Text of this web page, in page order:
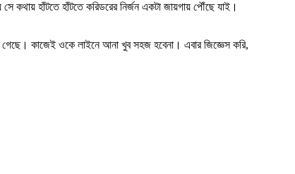
কথায় হাঁটতে হাঁটতে করিডরের নির্জন একটা জায়গায় পৌঁছে যাই।
কাজেই ওকে লাইনে আনা খুব সহজ হবেনা। এবার জিজ্ঞেস করি,